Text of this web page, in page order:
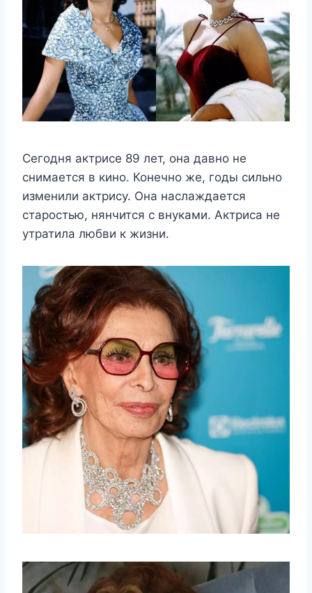
Сегодня актрисе 89 лет, она давно не
снимается в кино. Конечно же, годы сильно
изменили актрису. Она наслаждается
старостью, нянчится с внуками. Актриса не
утратила любви к жизни.